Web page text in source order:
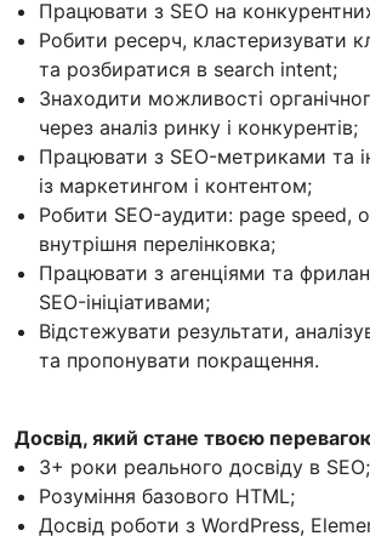
Працювати з SEO на
Робити ресерч, кластеризувати
та розбиратися в search intent;
Знаходити можливості
через аналіз ринку і конкурентів;
Працювати з SEO-метриками та
із маркетингом і контентом;
Робити SEO-аудити: page speed,
внутрішня перелінковка;
Працювати з агенціями та
SEO-ініціативами;
Відстежувати результати,
та пропонувати покращення.
Досвід, який стане твоєю
3+ роки реального досвіду в SEO;
Розуміння базового HTML;
Досвід роботи з WordPress,